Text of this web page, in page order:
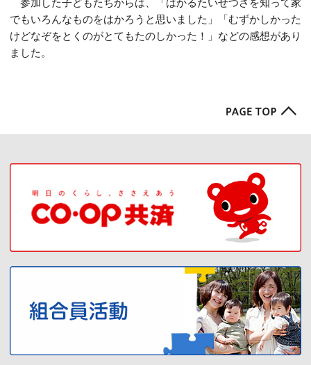
でもいろんなものをはかろうと思いました」「むずかしかった
けどなぞをとくのがとてもたのしかった！」などの感想があり
ました。